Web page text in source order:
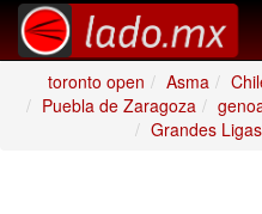
toronto open
Asma
Puebla de Zaragoza
Grandes